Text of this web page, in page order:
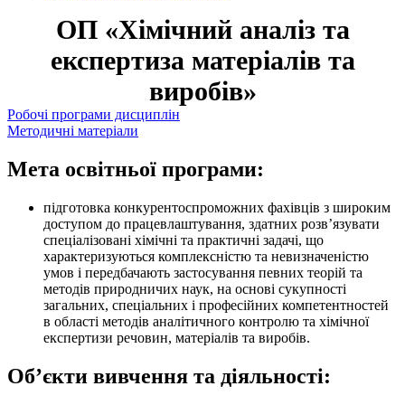
ОП «Хімічний аналіз та
експертиза матеріалів та
виробів»
Робочі програми дисциплін
Методичні матеріали
Мета освітньої програми:
підготовка конкурентоспроможних фахівців з широким
доступом до працевлаштування, здатних розв’язувати
спеціалізовані хімічні та практичні задачі, що
характеризуються комплексністю та невизначеністю
умов і передбачають застосування певних теорій та
методів природничих наук, на основі сукупності
загальних, спеціальних і професійних компетентностей
в області методів аналітичного контролю та хімічної
експертизи речовин, матеріалів та виробів.
Об’єкти вивчення та діяльності: